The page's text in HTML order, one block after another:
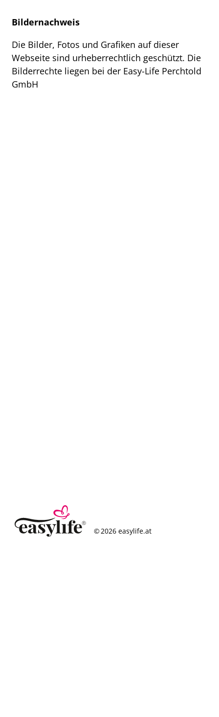
Bildernachweis
Die Bilder, Fotos und Grafiken auf dieser
Webseite sind urheberrechtlich geschützt. Die
Bilderrechte liegen bei der Easy-Life Perchtold
GmbH
© 2026 easylife.at